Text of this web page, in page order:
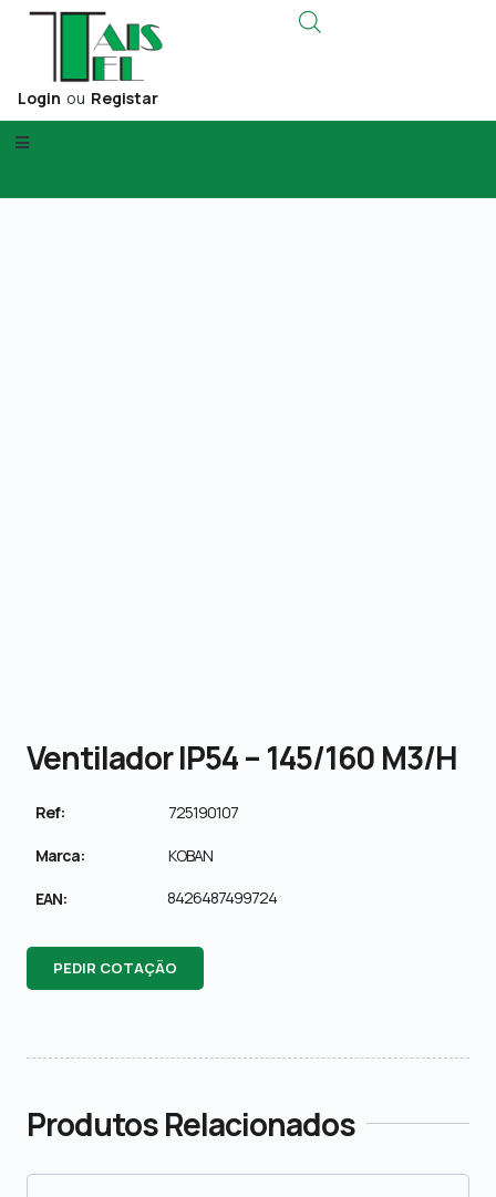
Login ou Registar
Ventilador IP54 – 145/160 M3/h
Ref: 725190107
Marca: KOBAN
EAN: 8426487499724
PEDIR COTAÇÃO
Produtos Relacionados